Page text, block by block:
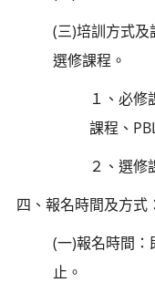
(三)培訓方式
選修課程。
１、必
課程、
２、選修
四、報名時間及方式：
(一)報名時間：
止。